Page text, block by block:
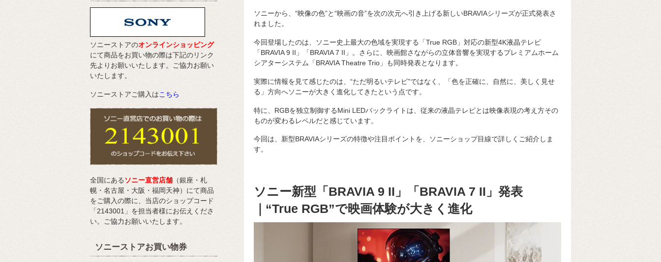
ソニーから、“映像の色”と“映画の音”を次の次元へ引き上げる新しいBRAVIAシリーズが正式発表さ
れました。
今回登場したのは、ソニー史上最大の色域を実現する「True RGB」対応の新型4K液晶テレビ
「BRAVIA 9 II」「BRAVIA 7 II」。さらに、映画館さながらの立体音響を実現するプレミアムホーム
シアターシステム「BRAVIA Theatre Trio」も同時発表となります。
実際に情報を見て感じたのは、“ただ明るいテレビ”ではなく、「色を正確に、自然に、美しく見せ
る」方向へソニーが大きく進化してきたという点です。
特に、RGBを独立制御するMini LEDバックライトは、従来の液晶テレビとは映像表現の考え方その
ものが変わるレベルだと感じています。
今回は、新型BRAVIAシリーズの特徴や注目ポイントを、ソニーショップ目線で詳しくご紹介しま
す。
ソニー新型「BRAVIA 9 II」「BRAVIA 7 II」発表
｜“True RGB”で映画体験が大きく進化
ソニーストアのオンラインショッピング
にて商品をお買い物の際は下記のリンク
先よりお願いいたします。ご協力お願い
いたします。
ソニーストアご購入はこちら
全国にあるソニー直営店舗 （銀座・札
幌・名古屋・大阪・福岡天神）にて商品
をご購入の際に、当店のショップコード
「2143001」を担当者様にお伝えくださ
い。ご協力お願いいたします。
ソニーストアお買い物券